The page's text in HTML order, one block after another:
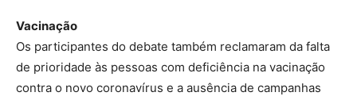
Vacinação
Os participantes do debate também reclamaram da falta
de prioridade às pessoas com deficiência na vacinação
contra o novo coronavírus e a ausência de campanhas